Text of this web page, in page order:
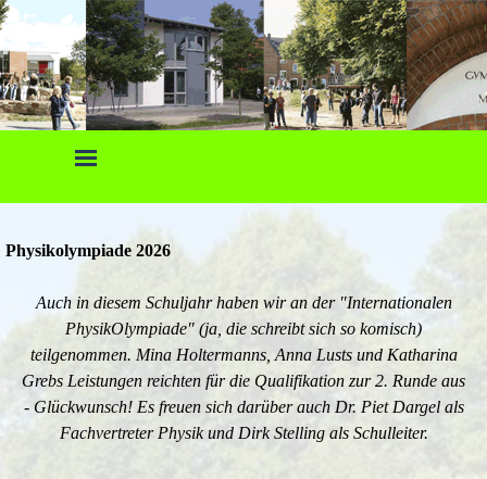
Direkt zum Seiteninhalt
Physikolympiade 2026
Auch in diesem Schuljahr haben wir an der "Internationalen
PhysikOlympiade" (ja, die schreibt sich so komisch)
teilgenommen. Mina Holtermanns, Anna Lusts und Katharina
Grebs Leistungen reichten für die Qualifikation zur 2. Runde aus
- Glückwunsch! Es freuen sich darüber auch Dr. Piet Dargel als
Fachvertreter Physik und Dirk Stelling als Schulleiter.